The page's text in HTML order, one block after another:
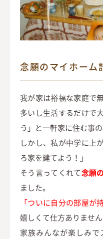
念願のマイホーム
我が家は裕福な家庭で
多いし生活するだけで
う」と一軒家に住む事
しかし、私が中学に上
ろ家を建てよう！」
そう言ってくれて念願
ました。
「ついに自分の部屋が
嬉しくて仕方ありません
家族みんなが楽しみ